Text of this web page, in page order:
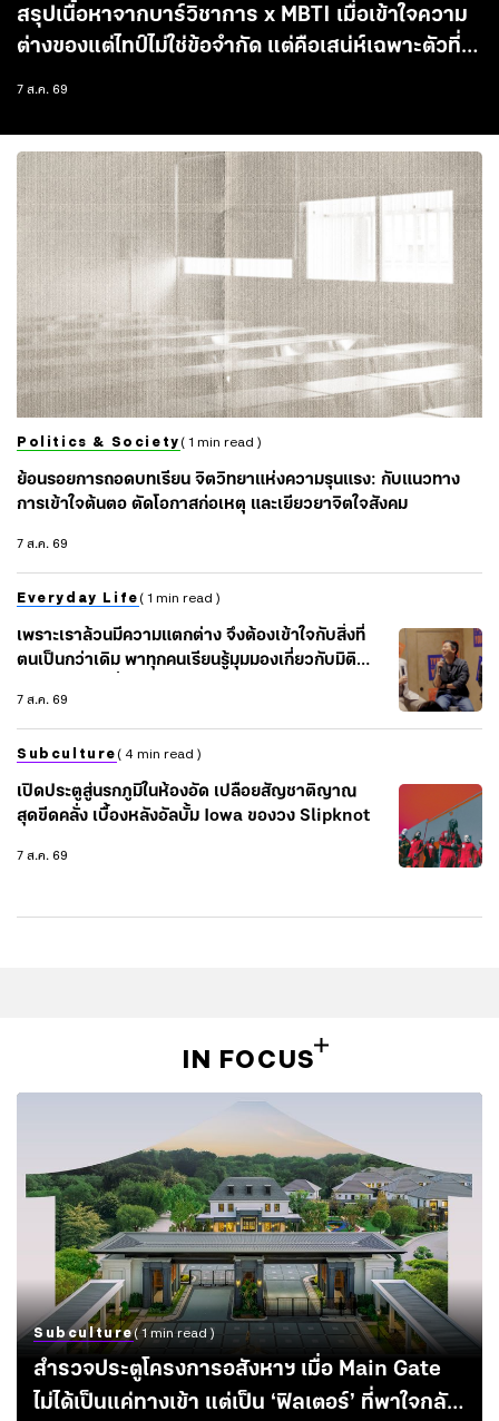
สรุปเนื้อหาจากบาร์วิชาการ x MBTI เมื่อเข้าใจความ
ต่างของแต่ไทป์ไม่ใช่ข้อจำกัด แต่คือเสน่ห์เฉพาะตัวที่
นำไปต่อยอดได้ ไปกับ เบลล์-เบญจรัตน์ และ อาร์-ปิยะ
7 ส.ค. 69
Politics & Society ( 1 min read )
ย้อนรอยการถอดบทเรียน จิตวิทยาแห่งความรุนแรง: กับแนวทาง
การเข้าใจต้นตอ ตัดโอกาสก่อเหตุ และเยียวยาจิตใจสังคม
7 ส.ค. 69
Everyday Life ( 1 min read )
เพราะเราล้วนมีความแตกต่าง จึงต้องเข้าใจกับสิ่งที่
ตนเป็นกว่าเดิม พาทุกคนเรียนรู้มุมมองเกี่ยวกับมิติ
งาน TYPE TO MEET YOU
7 ส.ค. 69
Subculture ( 4 min read )
เปิดประตูสู่นรกภูมิในห้องอัด เปลือยสัญชาติญาณ
สุดขีดคลั่ง เบื้องหลังอัลบั้ม Iowa ของวง Slipknot
7 ส.ค. 69
IN FOCUS
Subculture( 1 min read )
สำรวจประตูโครงการอสังหาฯ เมื่อ Main Gate
ไม่ได้เป็นแค่ทางเข้า แต่เป็น ‘ฟิลเตอร์’ ที่พาใจกลับ